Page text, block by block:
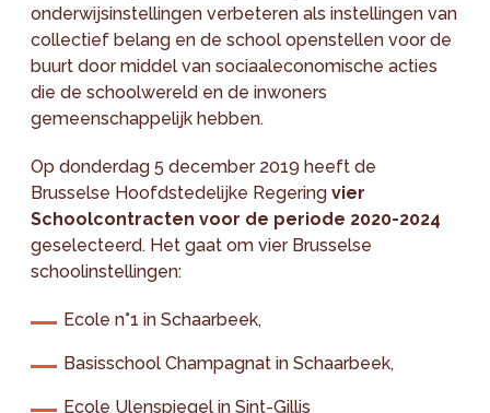
onderwijsinstellingen verbeteren als instellingen van
collectief belang en de school openstellen voor de
buurt door middel van sociaaleconomische acties
die de schoolwereld en de inwoners
gemeenschappelijk hebben.
Op donderdag 5 december 2019 heeft de
Brusselse Hoofdstedelijke Regeringvier
Schoolcontracten voor de periode 2020-2024
geselecteerd. Het gaat om vier Brusselse
schoolinstellingen:
Ecole n°1 in Schaarbeek,
Basisschool Champagnat in Schaarbeek,
Ecole Ulenspiegel in Sint-Gillis